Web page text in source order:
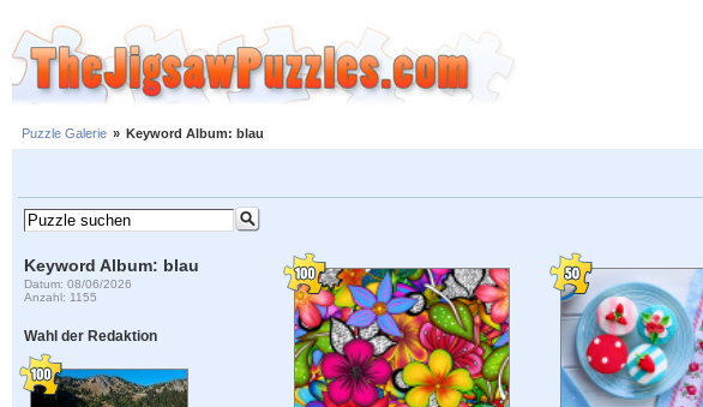
Puzzle Galerie » Keyword Album: blau
Keyword Album: blau
Datum: 08/06/2026
Anzahl: 1155
Wahl der Redaktion